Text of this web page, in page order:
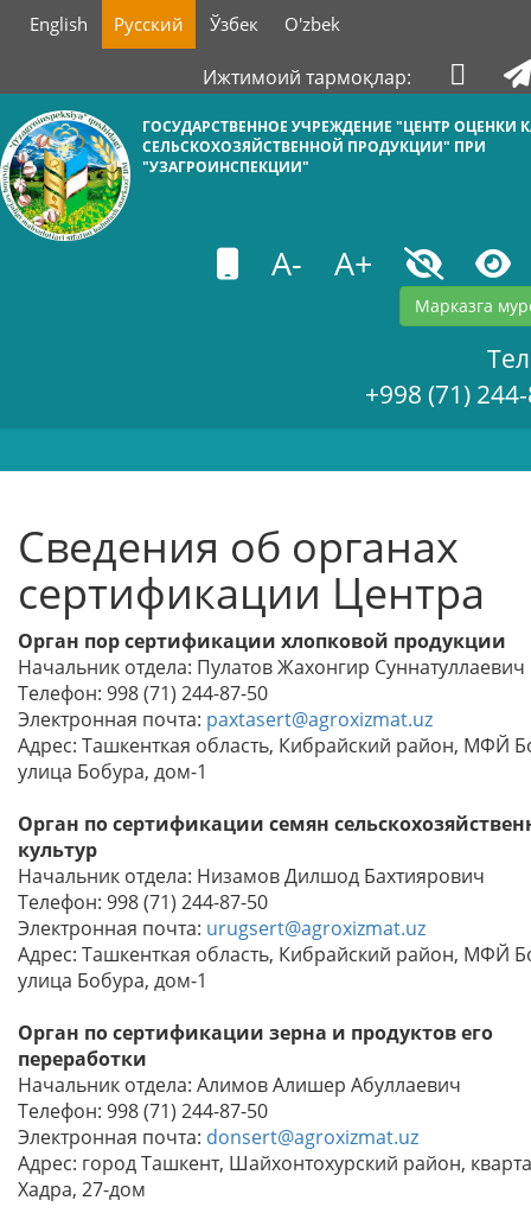
English Русский Ўзбек O'zbek
Ижтимоий тармоқлар:
ГОСУДАРСТВЕННОЕ УЧРЕЖДЕНИЕ "ЦЕНТР ОЦЕНКИ
СЕЛЬСКОХОЗЯЙСТВЕННОЙ ПРОДУКЦИИ" ПРИ
"УЗАГРОИНСПЕКЦИИ"
A- A+
Марказга
+998 (71)
Сведения об органах
сертификации Центра
Орган пор сертификации хлопковой продукции
Начальник отдела: Пулатов Жахонгир Суннатуллаевич
Телефон: 998 (71) 244-87-50
Электронная почта: paxtasert@agroxizmat.uz
Адрес: Ташкенткая область, Кибрайский район, МФЙ
улица Бобура, дом-1
Орган по сертификации семян
культур
Начальник отдела: Низамов Дилшод Бахтиярович
Телефон: 998 (71) 244-87-50
Электронная почта: urugsert@agroxizmat.uz
Адрес: Ташкенткая область, Кибрайский район, МФЙ
улица Бобура, дом-1
Орган по сертификации зерна и продуктов его
переработки
Начальник отдела: Алимов Алишер Абуллаевич
Телефон: 998 (71) 244-87-50
Электронная почта: donsert@agroxizmat.uz
Адрес: город Ташкент, Шайхонтохурский район,
Хадра, 27-дом